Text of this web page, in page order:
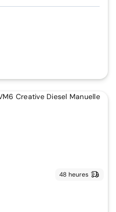
48 heures